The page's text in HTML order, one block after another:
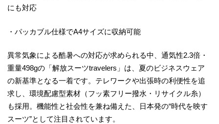
にも対応
・パッカブル仕様でA4サイズに収納可能
異常気象による酷暑への対応が求められる中、通気性2.3倍・
重量498gの「解放スーツtravelers」は、夏のビジネスウェア
の新基準となる一着です。テレワークや出張時の利便性を追
求し、環境配慮型素材（フッ素フリー撥水・リサイクル糸）
も採用。機能性と社会性を兼ね備えた、日本発の“時代を映す
スーツ”として注目されています。